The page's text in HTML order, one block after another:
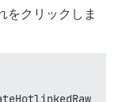
をクリックしま